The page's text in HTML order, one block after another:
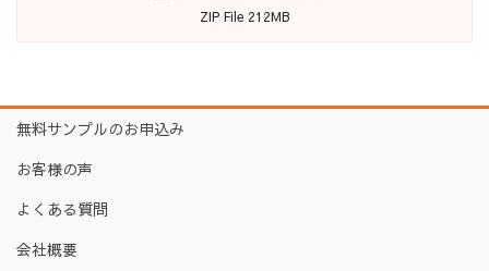
ZIP File 212MB
無料サンプルのお申込み
お客様の声
よくある質問
会社概要